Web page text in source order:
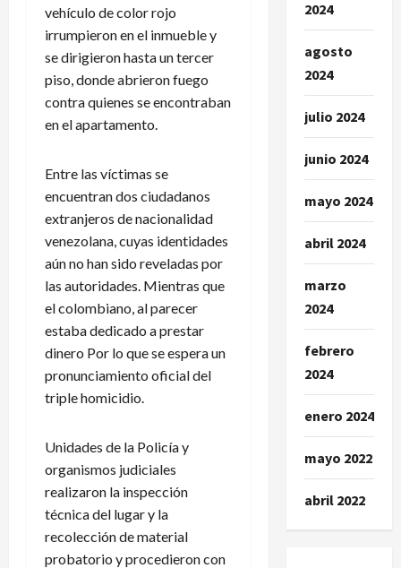
vehículo de color rojo
irrumpieron en el inmueble y
se dirigieron hasta un tercer
piso, donde abrieron fuego
contra quienes se encontraban
en el apartamento.
Entre las víctimas se
encuentran dos ciudadanos
extranjeros de nacionalidad
venezolana, cuyas identidades
aún no han sido reveladas por
las autoridades. Mientras que
el colombiano, al parecer
estaba dedicado a prestar
dinero Por lo que se espera un
pronunciamiento oficial del
triple homicidio.
Unidades de la Policía y
organismos judiciales
realizaron la inspección
técnica del lugar y la
recolección de material
probatorio y procedieron con
2024
agosto
2024
julio 2024
junio 2024
mayo 2024
abril 2024
marzo
2024
febrero
2024
enero 2024
mayo 2022
abril 2022